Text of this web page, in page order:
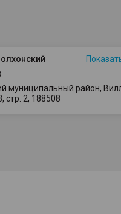
муниципальный район,
стр. 2, 188508